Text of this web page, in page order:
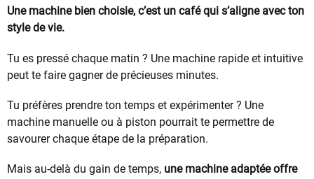
Une machine bien choisie, c’est un café qui s’aligne avec ton
style de vie.
Tu es pressé chaque matin ? Une machine rapide et intuitive
peut te faire gagner de précieuses minutes.
Tu préfères prendre ton temps et expérimenter ? Une
machine manuelle ou à piston pourrait te permettre de
savourer chaque étape de la préparation.
Mais au-delà du gain de temps, une machine adaptée offre